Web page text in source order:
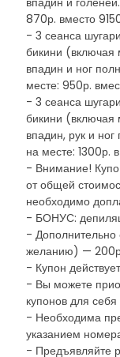
870р. вместо
- 3 сеанса
бикини
впадин и ног
месте: 950р.
- 3 сеанса
бикини
впадин, рук и
на месте: 1300р.
- Внимание!
от общей
необходимо
- БОНУС:
- Дополнительно
желанию) —
- Купон
- Вы можете
купонов для
- Необходима
указанием
- Предъявляйте